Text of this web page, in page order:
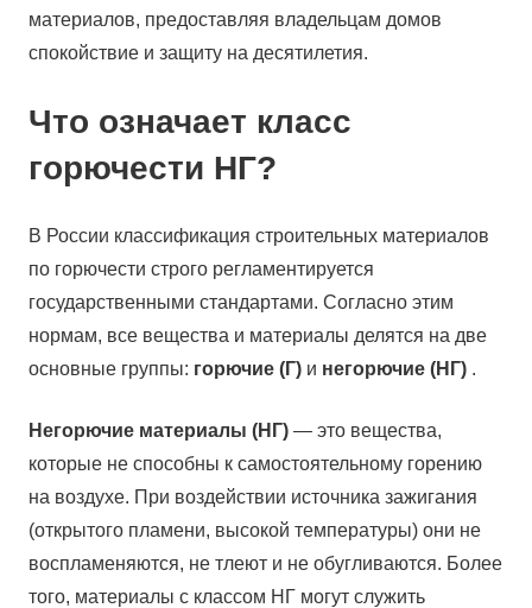
материалов, предоставляя владельцам домов
спокойствие и защиту на десятилетия.
Что означает класс
горючести НГ?
В России классификация строительных материалов
по горючести строго регламентируется
государственными стандартами. Согласно этим
нормам, все вещества и материалы делятся на две
основные группы: горючие (Г) и негорючие (НГ) .
Негорючие материалы (НГ) — это вещества,
которые не способны к самостоятельному горению
на воздухе. При воздействии источника зажигания
(открытого пламени, высокой температуры) они не
воспламеняются, не тлеют и не обугливаются. Более
того, материалы с классом НГ могут служить